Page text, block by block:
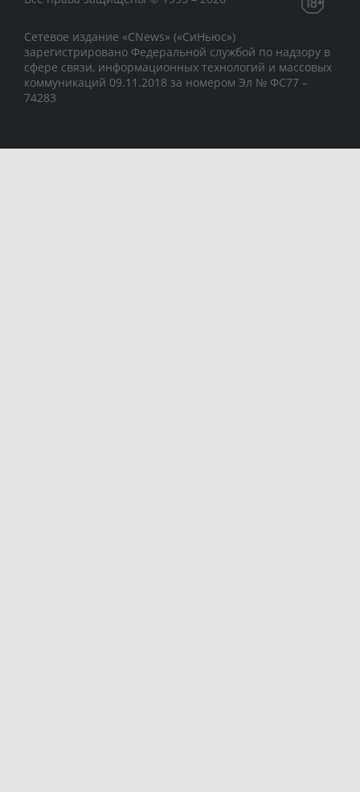
Сетевое издание «CNews» («СиНьюс»)
зарегистрировано Федеральной службой по надзору в
сфере связи, информационных технологий и массовых
коммуникаций 09.11.2018 за номером Эл № ФС77 –
74283